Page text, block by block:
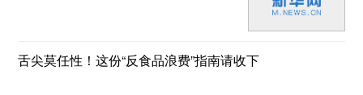
舌尖莫任性！这份“反食品浪费”指南请收下